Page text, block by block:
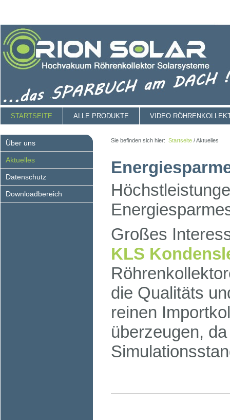
STARTSEITE ALLE PRODUKTE VIDEO
Über uns
Aktuelles
Datenschutz
Downloadbereich
Sie befinden sich hier: Startseite /Aktuelles
Großes
KLS
die Qualitäts
reinen
überzeugen,